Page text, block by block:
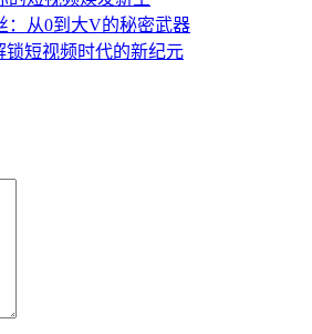
：从0到大V的秘密武器
锁短视频时代的新纪元